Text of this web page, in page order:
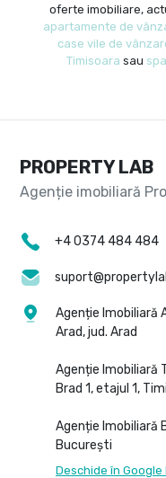
oferte imobiliare,
apartamente de
case vile de
Timisoara sau
PROPERTY LAB
+4 0374 484 484
Agenție Imobiliară
Arad, jud. Arad
Agenție Imobiliară
Brad 1, etajul 1,
Agenție Imobiliară
București
Deschide în Google